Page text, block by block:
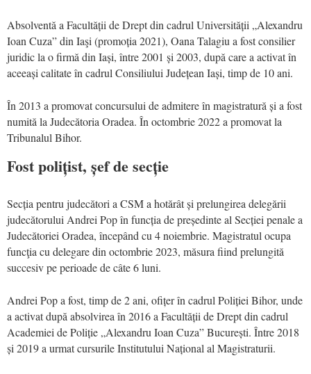
Absolventă a Facultății de Drept din cadrul Universității „Alexandru
Ioan Cuza” din Iaşi (promoția 2021), Oana Talagiu a fost consilier
juridic la o firmă din Iași, între 2001 și 2003, după care a activat în
aceeași calitate în cadrul Consiliului Județean Iași, timp de 10 ani.
În 2013 a promovat concursului de admitere în magistratură și a fost
numită la Judecătoria Oradea. În octombrie 2022 a promovat la
Tribunalul Bihor.
Fost polițist, șef de secție
Secția pentru judecători a CSM a hotărât și prelungirea delegării
judecătorului Andrei Pop în funcția de președinte al Secției penale a
Judecătoriei Oradea, începând cu 4 noiembrie. Magistratul ocupa
funcţia cu delegare din octombrie 2023, măsura fiind prelungită
succesiv pe perioade de câte 6 luni.
Andrei Pop a fost, timp de 2 ani, ofițer în cadrul Poliției Bihor, unde
a activat după absolvirea în 2016 a Facultății de Drept din cadrul
Academiei de Poliție „Alexandru Ioan Cuza” București. Între 2018
și 2019 a urmat cursurile Institutului Național al Magistraturii.